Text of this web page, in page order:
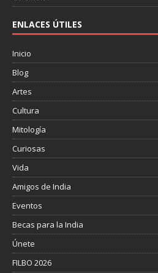
ENLACES ÚTILES
Inicio
Blog
Artes
Cultura
Mitología
Curiosas
Vida
Amigos de India
Eventos
Becas para la India
Únete
FILBO 2026